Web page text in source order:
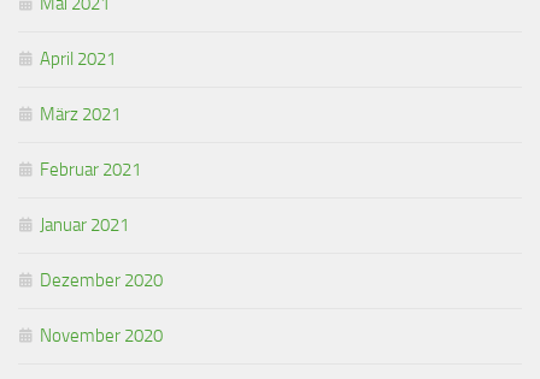
April 2021
März 2021
Februar 2021
Januar 2021
Dezember 2020
November 2020